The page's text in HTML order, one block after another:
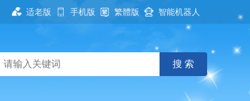
适老版 手机版 繁體版 智能机器人